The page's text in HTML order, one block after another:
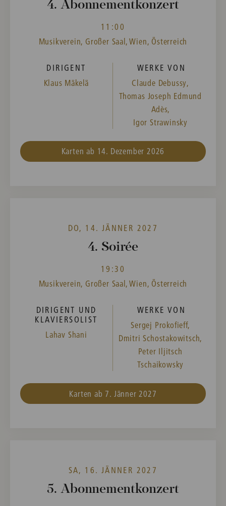
4. Abonnementkonzert
11:00
Musikverein, Großer Saal, Wien, Österreich
DIRIGENT
Klaus Mäkelä
WERKE VON
Claude Debussy,
Thomas Joseph Edmund
Adès,
Igor Strawinsky
Karten ab 14. Dezember 2026
DO, 14. JÄNNER 2027
4. Soirée
19:30
Musikverein, Großer Saal, Wien, Österreich
DIRIGENT UND
KLAVIERSOLIST
Lahav Shani
WERKE VON
Sergej Prokofieff,
Dmitri Schostakowitsch,
Peter Iljitsch
Tschaikowsky
Karten ab 7. Jänner 2027
SA, 16. JÄNNER 2027
5. Abonnementkonzert